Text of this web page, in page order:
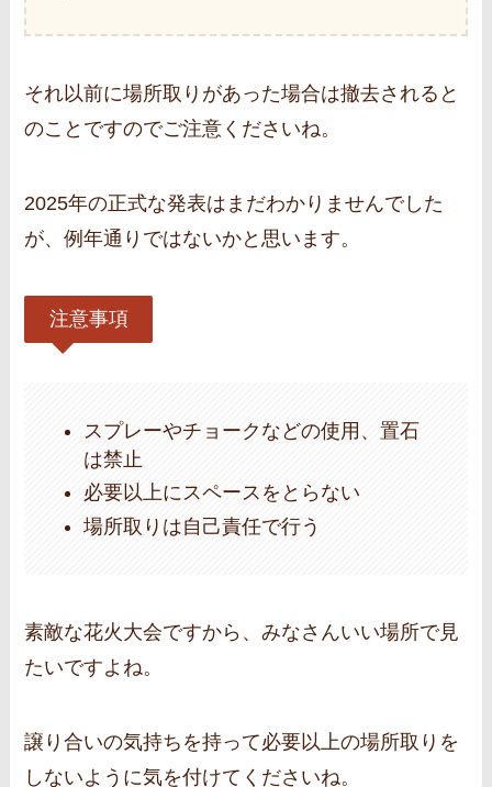
それ以前に場所取りがあった場合は撤去されると
のことですのでご注意くださいね。
2025年の正式な発表はまだわかりませんでした
が、例年通りではないかと思います。
注意事項
スプレーやチョークなどの使用、置石
は禁止
必要以上にスペースをとらない
場所取りは自己責任で行う
素敵な花火大会ですから、みなさんいい場所で見
たいですよね。
譲り合いの気持ちを持って必要以上の場所取りを
しないように気を付けてくださいね。